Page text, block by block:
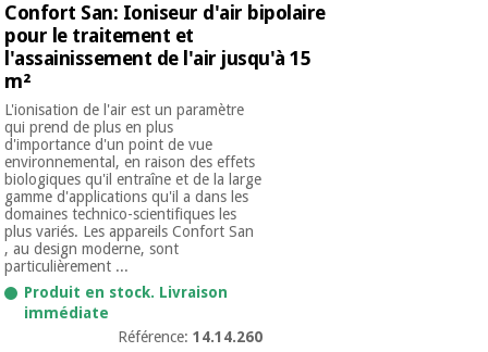
Académie
Tech
Fisaude
clinique
Armoires
thérapeutiques
Matériel de
protection
essentiel
pour les
coronavirus
Aérobic,
fitness
Outlet
Académie
Tech
Fisaude
Médecine
traditionnelle
chinoise
Mobilier
clinique
Armoires
thérapeutiques
Matériel de
Confort San: Ioniseur d'air bipolaire
pour le traitement et
l'assainissement de l'air jusqu'à 15
m²
L'ionisation de l'air est un paramètre
qui prend de plus en plus
d'importance d'un point de vue
environnemental, en raison des effets
biologiques qu'il entraîne et de la large
gamme d'applications qu'il a dans les
domaines technico-scientifiques les
plus variés. Les appareils Confort San
, au design moderne, sont
particulièrement ...
Produit en stock. Livraison
immédiate
Référence:14.14.260